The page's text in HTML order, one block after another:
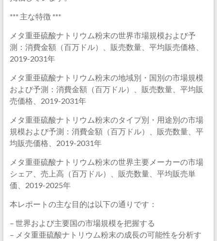
*** 主な特徴 ***
メタ重亜硫酸ナトリウム粉末の世界市場規模および予
測：消費金額（百万ドル）、販売数量、平均販売価格、
2019-2031年
メタ重亜硫酸ナトリウム粉末の地域別・国別の市場規模
および予測：消費金額（百万ドル）、販売数量、平均販
売価格、2019-2031年
メタ重亜硫酸ナトリウム粉末のタイプ別・用途別の市場
規模および予測：消費金額（百万ドル）、販売数量、平
均販売価格、2019-2031年
メタ重亜硫酸ナトリウム粉末の世界主要メーカーの市場
シェア、売上高（百万ドル）、販売数量、平均販売単
価、2019-2025年
本レポートの主な目的は以下の通りです：
– 世界および主要国の市場規模を把握する
– メタ重亜硫酸ナトリウム粉末の成長の可能性を分析す